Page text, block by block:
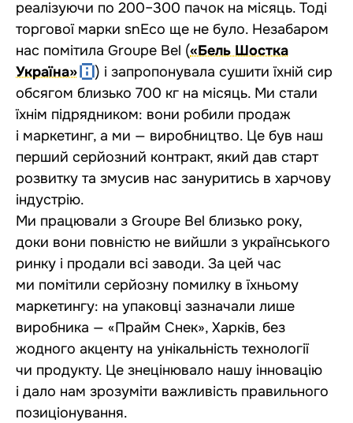
реалізуючи по 200–300 пачок на місяць. Тоді
торгової марки snEco ще не було. Незабаром
нас помітила Groupe Bel («Бель Шостка
Україна»
) і запропонувала сушити їхній сир
обсягом близько 700 кг на місяць. Ми стали
їхнім підрядником: вони робили продаж
і маркетинг, а ми — виробництво. Це був наш
перший серйозний контракт, який дав старт
розвитку та змусив нас зануритись в харчову
індустрію.
Ми працювали з Groupe Bel близько року,
доки вони повністю не вийшли з українського
ринку і продали всі заводи. За цей час
ми помітили серйозну помилку в їхньому
маркетингу: на упаковці зазначали лише
виробника — «Прайм Снек», Харків, без
жодного акценту на унікальність технології
чи продукту. Це знецінювало нашу інновацію
і дало нам зрозуміти важливість правильного
позиціонування.